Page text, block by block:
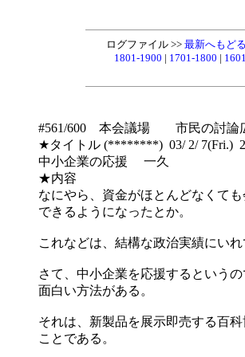
ログファイル >> 最新へもどる
1801-1900 | 1701-1800 |
#561/600 本会議場 市民の討論
★タイトル (********) 03/ 2/ 7(Fri.)
中小企業の応援 一久
★内容
なにやら、資金がほとんどなくて
できるようになったとか。
これなどは、結構な政治実績にいれ
さて、中小企業を応援するという
面白い方法がある。
それは、新製品を展示即売する百
ことである。